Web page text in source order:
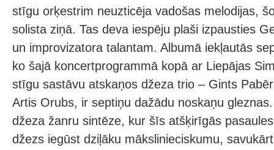
stīgu orķestrim neuzticēja vadošas melodijas,
solista ziņā. Tas deva iespēju plaši izpausties
un improvizatora talantam. Albumā iekļautās
ko šajā koncertprogrammā kopā ar Liepājas
stīgu sastāvu atskaņos džeza trio – Gints
Artis Orubs, ir septiņu dažādu noskaņu
džeza žanru sintēze, kur šīs atšķirīgās
džezs iegūst dziļāku mākslinieciskumu,